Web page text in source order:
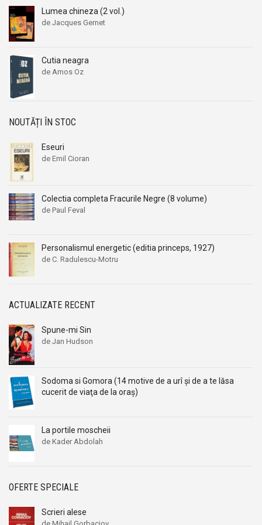
Aleksandr Beleaev
Alessandro Parronchi
Alex Mihai Stoenescu
Alexandr Soljenitin
Alexandra Jones
Alexandra Mosneaga
Alexandre Dumas
Alexandre Dumas fiul
Alexandre Koyre
Alexandrian
Alexandru Balaci
Alexandru Busuioceanu
Alexandru Elian
Alexandru I. Gonta
Alexandru Tanase
Alexandru Vianu
Alexandru Vlahuta
Alexandru Vulpe
Alexei Tolstoi
Alfred Harlaoanu
Alice Hoffman
Alison Tyler
Alistair Maclean
Aleksandr Beleaev
Alessandro Parronchi
Alex Mihai Stoenescu
Alexandr Soljenitin
Alexandra Jones
Alexandra Mosneaga
Alexandre Dumas
Alexandre Dumas fiul
Alexandre Koyre
Alexandrian
Alexandru Balaci
Alexandru Busuioceanu
Alexandru Elian
Alexandru I. Gonta
Alexandru Tanase
Alexandru Vianu
Alexandru Vlahuta
Alexandru Vulpe
Alexei Tolstoi
Alfred Harlaoanu
Alice Hoffman
Alison Tyler
Alistair Maclean
Lumea chineza (2 vol.)
de Jacques Gernet
Cutia neagra
de Amos Oz
NOUTĂȚI ÎN STOC
Eseuri
de Emil Cioran
Colectia completa Fracurile Negre (8 volume)
de Paul Feval
Personalismul energetic (editia princeps, 1927)
de C. Radulescu-Motru
ACTUALIZATE RECENT
Spune-mi Sin
de Jan Hudson
Sodoma si Gomora (14 motive de a urî şi de a te lăsa
cucerit de viaţa de la oraş)
La portile moscheii
de Kader Abdolah
OFERTE SPECIALE
Scrieri alese